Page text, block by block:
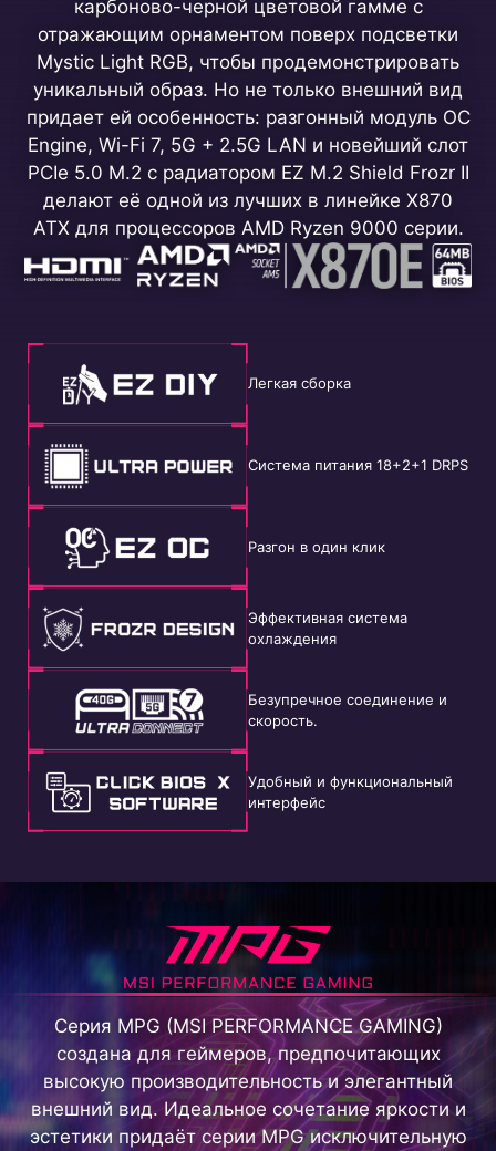
карбоново-черной цветовой гамме с
отражающим орнаментом поверх подсветки
Mystic Light RGB, чтобы продемонстрировать
уникальный образ. Но не только внешний вид
придает ей особенность: разгонный модуль OC
Engine, Wi-Fi 7, 5G + 2.5G LAN и новейший слот
PCIe 5.0 M.2 с радиатором EZ M.2 Shield Frozr II
делают её одной из лучших в линейке X870
ATX для процессоров AMD Ryzen 9000 серии.
Легкая сборка
Система питания 18+2+1 DRPS
Разгон в один клик
Эффективная система
охлаждения
Безупречное соединение и
скорость.
Удобный и функциональный
интерфейс
Серия MPG (MSI PERFORMANCE GAMING)
создана для геймеров, предпочитающих
высокую производительность и элегантный
внешний вид. Идеальное сочетание яркости и
эстетики придаёт серии MPG исключительную